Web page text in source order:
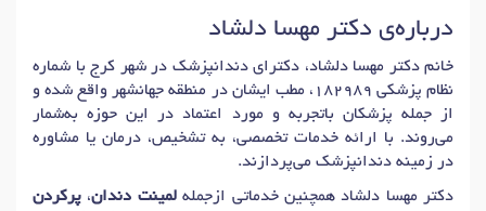
درباره‌ی دکتر مهسا دلشاد
خانم دکتر مهسا دلشاد، دکترای دندانپزشک در شهر کرج با شماره
نظام پزشکی 182989، مطب ایشان در منطقه جهانشهر واقع شده و
از جمله پزشکان باتجربه و مورد اعتماد در این حوزه به‌شمار
می‌روند. با ارائه خدمات تخصصی، به تشخیص، درمان یا مشاوره
در زمینه دندانپزشک می‌پردازند.
دکتر مهسا دلشاد همچنین خدماتی ازجملهلمینت دندان، پرکردن